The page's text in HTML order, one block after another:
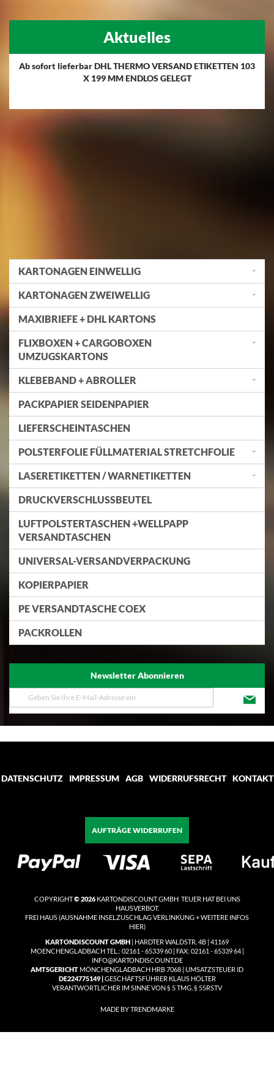
Aktuelles
Ab sofort lieferbar DHL THERMO VERSAND ETIKETTEN 103
X 199 MM ENDLOS GELEGT
KARTONAGEN EINWELLIG
KARTONAGEN ZWEIWELLIG
MAXIBRIEFE + DHL KARTONS
FLIXBOXEN + CARGOBOXEN
UMZUGSKARTONS
KLEBEBAND + ABROLLER
PACKPAPIER SEIDENPAPIER
LIEFERSCHEINTASCHEN
POLSTERFOLIE FÜLLMATERIAL STRETCHFOLIE
LASERETIKETTEN / WARNETIKETTEN
DRUCKVERSCHLUSSBEUTEL
LUFTPOLSTERTASCHEN +WELLPAPP
VERSANDTASCHEN
UNIVERSAL-VERSANDVERPACKUNG
KOPIERPAPIER
PE VERSANDTASCHE COEX
PACKROLLEN
Newsletter Abonnieren
Melden
Sie
unseren
DATENSCHUTZ
IMPRESSUM AGB WIDERRUFSRECHT KONTAKT
AUFTRÄGE WIDERRUFEN
COPYRIGHT© 2026KARTONDISCOUNT GMBH TEUER HAT BEI UNS
HAUSVERBOT.
FREI HAUS(AUSNAHME INSELZUSCHLAG VERLINKUNG + WEITERE INFOS
HIER)
KARTONDISCOUNT GMBH | HARDTER WALDSTR. 4B | 41169
MOENCHENGLADBACH TEL.: 02161 - 65339 60 | FAX: 02161 - 65339 64 |
INFO@KARTONDISCOUNT.DE
AMTSGERICHT MÖNCHENGLADBACH HRB 7068 | UMSATZSTEUER ID
DE224775149 | GESCHÄFTSFÜHRER KLAUS HÖLTER
VERANTWORTLICHER IM SINNE VON § 5 TMG, § 55RSTV
MADE BY TRENDMARKE